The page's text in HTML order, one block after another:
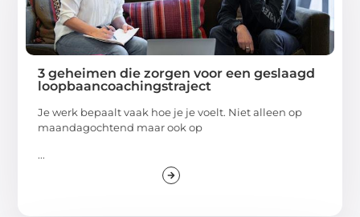
3 geheimen die zorgen voor een geslaagd
loopbaancoachingstraject
Je werk bepaalt vaak hoe je je voelt. Niet alleen op
maandagochtend maar ook op
...